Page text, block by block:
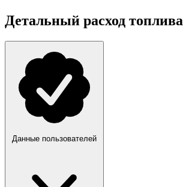
Детальный расход топлива
Данные пользователей